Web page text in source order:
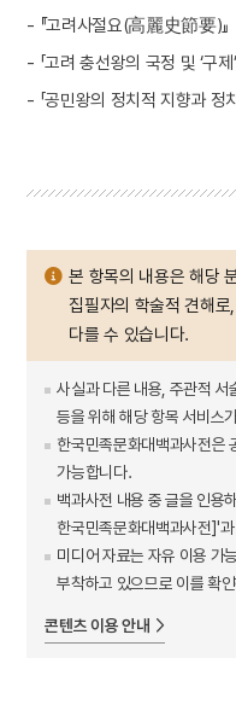
- 『고려사절요(高麗史節要)』
- 「고려 충선왕의 국정 및 ‘구
- 「공민왕의 정치적 지향과 정
본 항목의 내용은 해당
집필자의 학술적 견해
다를 수 있습니다.
사실과 다른 내용, 주관적 서
등을 위해 해당 항목 서비스
한국민족문화대백과사전은
가능합니다.
백과사전 내용 중 글을 인용
한국민족문화대백과사전]'
미디어 자료는 자유 이용 가
부착하고 있으므로 이를 확
콘텐츠 이용 안내